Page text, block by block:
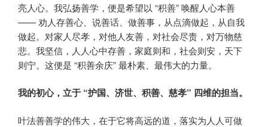
亮人心。我弘扬善学，便是希望以 “积善” 唤醒人心本善
—— 劝人存善心、说善话、做善事，从点滴做起，从自我
做起。对家人尽孝，对他人友善，对社会尽责，对万物慈
悲。我坚信，人人心中存善，家庭则和，社会则安，天下
则宁。这便是 “积善余庆” 最朴素、最伟大的力量。
我的初心，立于 “护国、济世、积善、慈孝” 四维的担当。
叶法善善学的伟大，在于它将高远的道，落实为人人可做